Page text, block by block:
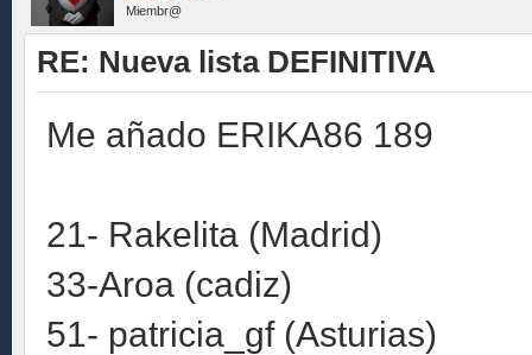
Miembr@
RE: Nueva lista DEFINITIVA
Me añado ERIKA86 189
21- Rakelita (Madrid)
33-Aroa (cadiz)
51- patricia_gf (Asturias)